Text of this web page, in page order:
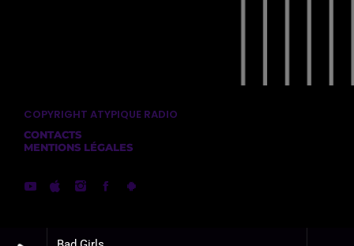
COPYRIGHT ATYPIQUE RADIO
CONTACTS
MENTIONS LÉGALES